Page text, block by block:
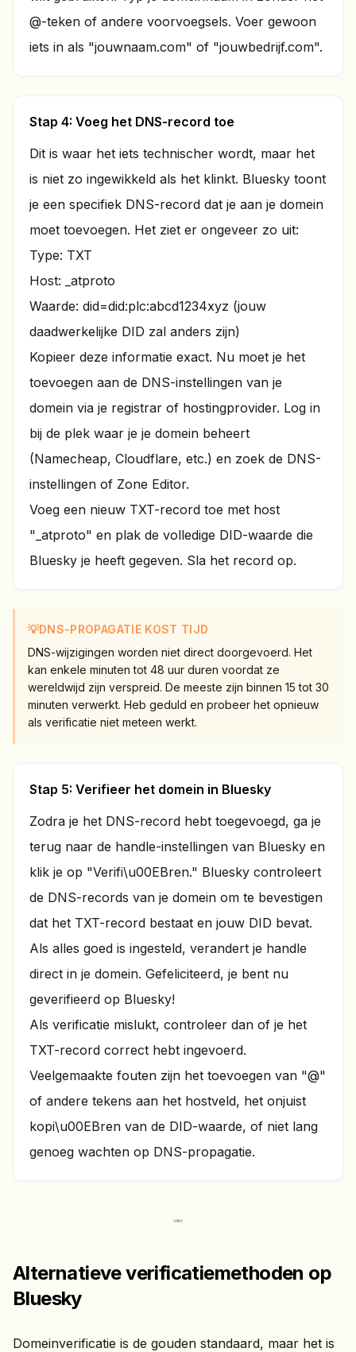
@-teken of andere voorvoegsels. Voer gewoon
iets in als "jouwnaam.com" of "jouwbedrijf.com".
Stap 4: Voeg het DNS-record toe
Dit is waar het iets technischer wordt, maar het
is niet zo ingewikkeld als het klinkt. Bluesky toont
je een specifiek DNS-record dat je aan je domein
moet toevoegen. Het ziet er ongeveer zo uit:
Type: TXT
Host: _atproto
Waarde: did=did:plc:abcd1234xyz (jouw
daadwerkelijke DID zal anders zijn)
Kopieer deze informatie exact. Nu moet je het
toevoegen aan de DNS-instellingen van je
domein via je registrar of hostingprovider. Log in
bij de plek waar je je domein beheert
(Namecheap, Cloudflare, etc.) en zoek de DNS-
instellingen of Zone Editor.
Voeg een nieuw TXT-record toe met host
"_atproto" en plak de volledige DID-waarde die
Bluesky je heeft gegeven. Sla het record op.
💡DNS-PROPAGATIE KOST TIJD
DNS-wijzigingen worden niet direct doorgevoerd. Het
kan enkele minuten tot 48 uur duren voordat ze
wereldwijd zijn verspreid. De meeste zijn binnen 15 tot 30
minuten verwerkt. Heb geduld en probeer het opnieuw
als verificatie niet meteen werkt.
Stap 5: Verifieer het domein in Bluesky
Zodra je het DNS-record hebt toegevoegd, ga je
terug naar de handle-instellingen van Bluesky en
klik je op "Verifi\u00EBren." Bluesky controleert
de DNS-records van je domein om te bevestigen
dat het TXT-record bestaat en jouw DID bevat.
Als alles goed is ingesteld, verandert je handle
direct in je domein. Gefeliciteerd, je bent nu
geverifieerd op Bluesky!
Als verificatie mislukt, controleer dan of je het
TXT-record correct hebt ingevoerd.
Veelgemaakte fouten zijn het toevoegen van "@"
of andere tekens aan het hostveld, het onjuist
kopi\u00EBren van de DID-waarde, of niet lang
genoeg wachten op DNS-propagatie.
Alternatieve verificatiemethoden op
Bluesky
Domeinverificatie is de gouden standaard, maar het is